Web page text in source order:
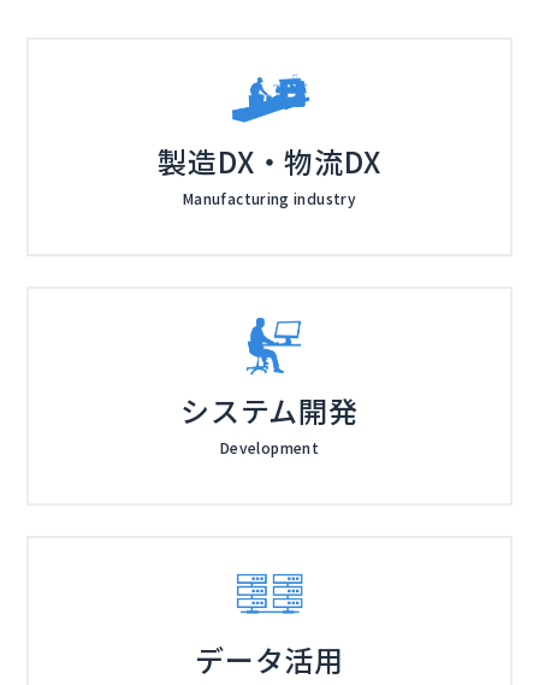
製造DX・物流DX
Manufacturing industry
システム開発
Development
データ活用